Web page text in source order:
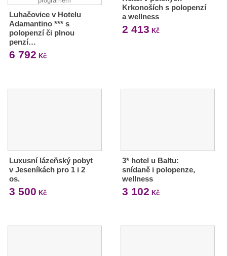
Luhačovice v Hotelu
Adamantino *** s
polopenzí či plnou
penzí…
6 792 Kč
Krkonoších s polopenzí
a wellness
2 413 Kč
Luxusní lázeňský pobyt
v Jeseníkách pro 1 i 2
os.
3 500 Kč
3* hotel u Baltu:
snídaně i polopenze,
wellness
3 102 Kč